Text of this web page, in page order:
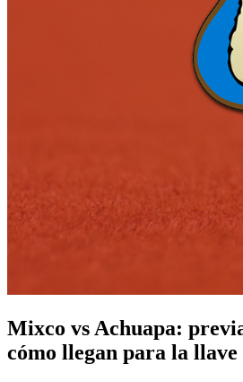
Mixco vs Achuapa:
cómo llegan para la